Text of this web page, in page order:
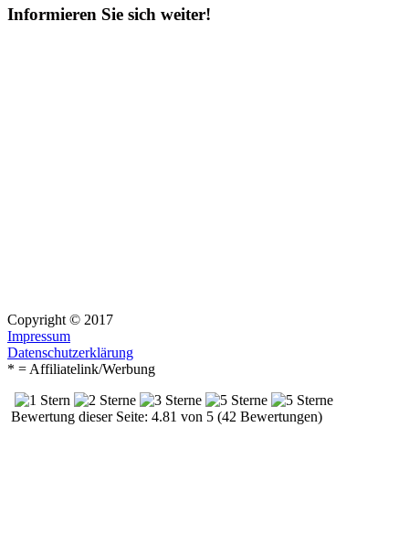
Informieren Sie sich weiter!
Copyright © 2017
Impressum
Datenschutzerklärung
* = Affiliatelink/Werbung
Bewertung dieser Seite: 4.81 von 5 (42 Bewertungen)